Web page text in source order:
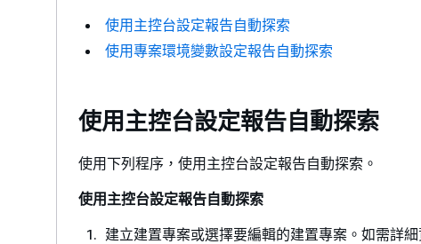
使用主控台設定報告自動探索
使用專案環境變數設定報告自動探索
使用主控台設定報告自動探索
使用下列程序，使用主控台設定報告自動探索。
使用主控台設定報告自動探索
建立建置專案或選擇要編輯的建置專案。如需詳